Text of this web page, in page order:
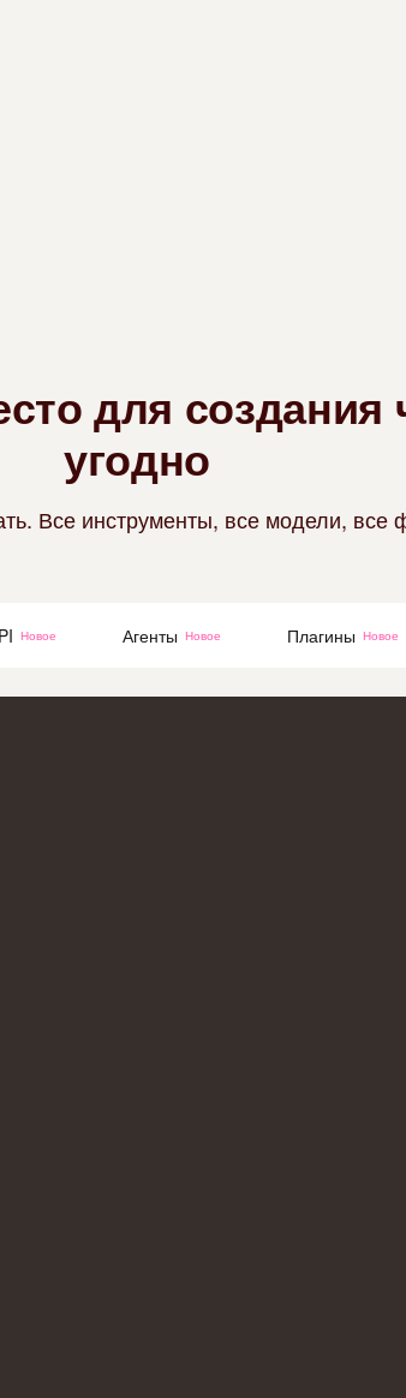
Улучшение
для создания
угодно
Все инструменты, все модели, все
Новое Агенты Новое Плагины Новое